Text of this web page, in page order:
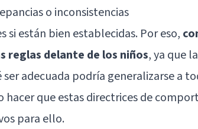
o inconsistencias
si están bien establecidas. Por eso,
reglas delante de los niños, ya que
adecuada podría generalizarse a
hacer que estas directrices de
para ello.